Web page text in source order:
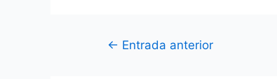
← Entrada anterior